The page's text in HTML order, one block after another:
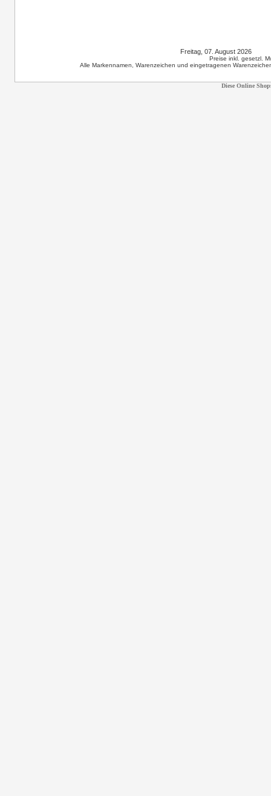
Freitag, 07. August 2026
Preise inkl. gesetzl.
Alle Markennamen, Warenzeichen und eingetragenen
Diese Online